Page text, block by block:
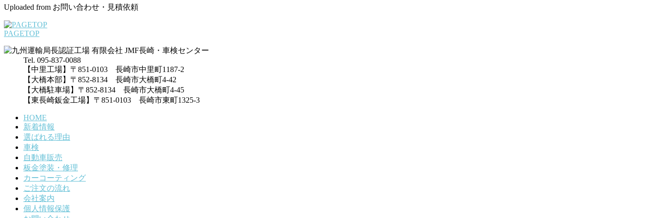
Uploaded from お問い合わせ・見積依頼
PAGETOP
Tel. 095-837-0088
【中里工場】〒851-0103 長崎市中里町1187-2
【大橋本部】〒852-8134 長崎市大橋町4-42
【大橋駐車場】〒852-8134 長崎市大橋町4-45
【東長崎鈑金工場】〒851-0103 長崎市東町1325-3
HOME
新着情報
選ばれる理由
車検
自動車販売
板金塗装・修理
カーコーティング
ご注文の流れ
会社案内
個人情報保護